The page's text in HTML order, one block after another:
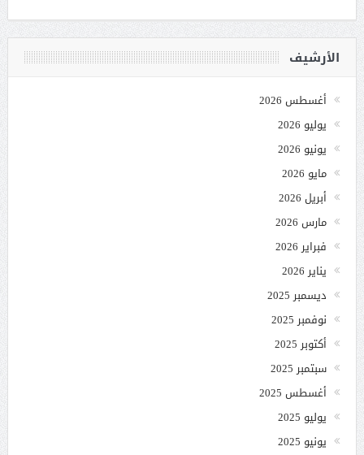
الأرشيف
أغسطس 2026
يوليو 2026
يونيو 2026
مايو 2026
أبريل 2026
مارس 2026
فبراير 2026
يناير 2026
ديسمبر 2025
نوفمبر 2025
أكتوبر 2025
سبتمبر 2025
أغسطس 2025
يوليو 2025
يونيو 2025